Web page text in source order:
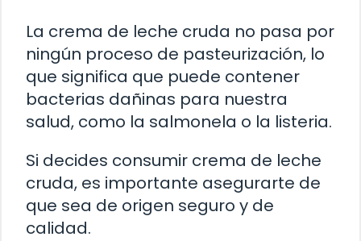
La crema de leche cruda no pasa por
ningún proceso de pasteurización, lo
que significa que puede contener
bacterias dañinas para nuestra
salud, como la salmonela o la listeria.
Si decides consumir crema de leche
cruda, es importante asegurarte de
que sea de origen seguro y de
calidad.